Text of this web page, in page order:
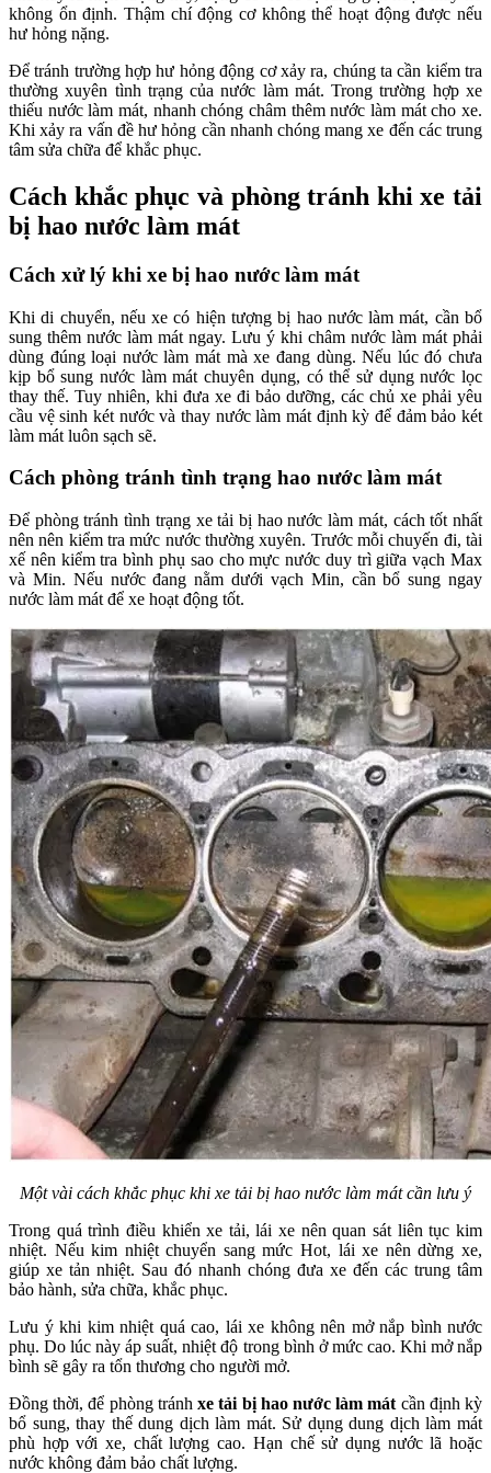
không ổn định. Thậm chí động cơ không thể hoạt động được nếu
hư hỏng nặng.
Để tránh trường hợp hư hỏng động cơ xảy ra, chúng ta cần kiểm tra
thường xuyên tình trạng của nước làm mát. Trong trường hợp xe
thiếu nước làm mát, nhanh chóng châm thêm nước làm mát cho xe.
Khi xảy ra vấn đề hư hỏng cần nhanh chóng mang xe đến các trung
tâm sửa chữa để khắc phục.
Cách khắc phục và phòng tránh khi xe tải
bị hao nước làm mát
Cách xử lý khi xe bị hao nước làm mát
Khi di chuyển, nếu xe có hiện tượng bị hao nước làm mát, cần bổ
sung thêm nước làm mát ngay. Lưu ý khi châm nước làm mát phải
dùng đúng loại nước làm mát mà xe đang dùng. Nếu lúc đó chưa
kịp bổ sung nước làm mát chuyên dụng, có thể sử dụng nước lọc
thay thế. Tuy nhiên, khi đưa xe đi bảo dưỡng, các chủ xe phải yêu
cầu vệ sinh két nước và thay nước làm mát định kỳ để đảm bảo két
làm mát luôn sạch sẽ.
Cách phòng tránh tình trạng hao nước làm mát
Để phòng tránh tình trạng xe tải bị hao nước làm mát, cách tốt nhất
nên nên kiểm tra mức nước thường xuyên. Trước mỗi chuyến đi, tài
xế nên kiểm tra bình phụ sao cho mực nước duy trì giữa vạch Max
và Min. Nếu nước đang nằm dưới vạch Min, cần bổ sung ngay
nước làm mát để xe hoạt động tốt.
Một vài cách khắc phục khi xe tải bị hao nước làm mát cần lưu ý
Trong quá trình điều khiển xe tải, lái xe nên quan sát liên tục kim
nhiệt. Nếu kim nhiệt chuyển sang mức Hot, lái xe nên dừng xe,
giúp xe tản nhiệt. Sau đó nhanh chóng đưa xe đến các trung tâm
bảo hành, sửa chữa, khắc phục.
Lưu ý khi kim nhiệt quá cao, lái xe không nên mở nắp bình nước
phụ. Do lúc này áp suất, nhiệt độ trong bình ở mức cao. Khi mở nắp
bình sẽ gây ra tổn thương cho người mở.
Đồng thời, để phòng tránhxe tải bị hao nước làm mát cần định kỳ
bổ sung, thay thế dung dịch làm mát. Sử dụng dung dịch làm mát
phù hợp với xe, chất lượng cao. Hạn chế sử dụng nước lã hoặc
nước không đảm bảo chất lượng.